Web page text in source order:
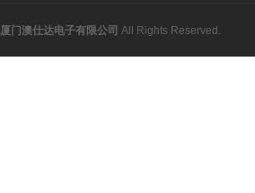
厦门澳仕达电子有限公司 All Rights Reserved.